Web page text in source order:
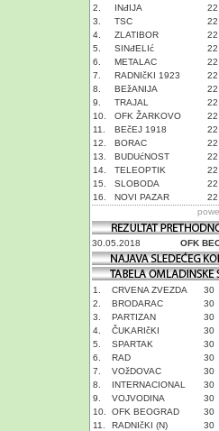
2.
INđIJA 22
3.
TSC 22
4.
ZLATIBOR 22
5.
SINđELIć 22
6.
METALAC 22
7.
RADNIčKI 1923 22
8.
BEžANIJA 22
9.
TRAJAL 22
10.
OFK ŽARKOVO 22
11.
BEčEJ 1918 22
12.
BORAC 22
13.
BUDUćNOST 22
14.
TELEOPTIK 22
15.
SLOBODA 22
16.
NOVI PAZAR 22
30.05.2018 OFK
1. CRVENA ZVEZDA 30
2.
BRODARAC 30
3.
PARTIZAN 30
4.
ČUKARIčKI 30
5.
SPARTAK 30
6.
RAD 30
7.
VOžDOVAC 30
8.
INTERNACIONAL 30
9.
VOJVODINA 30
10.
OFK BEOGRAD 30
11.
RADNIčKI (N) 30